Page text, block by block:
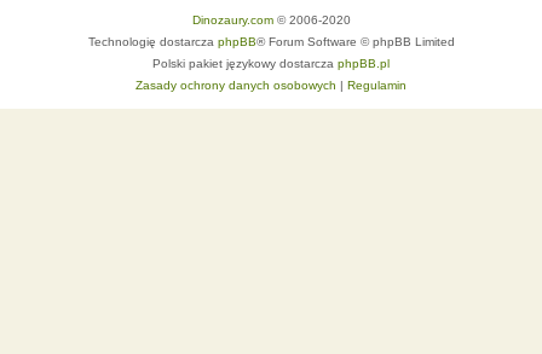
Dinozaury.com© 2006-2020
Technologię dostarcza phpBB® Forum Software © phpBB Limited
Polski pakiet językowy dostarcza phpBB.pl
Zasady ochrony danych osobowych | Regulamin